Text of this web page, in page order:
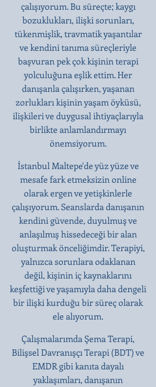
çalışıyorum. Bu süreçte; kaygı
bozuklukları, ilişki sorunları,
tükenmişlik, travmatik yaşantılar
ve kendini tanıma süreçleriyle
başvuran pek çok kişinin terapi
yolculuğuna eşlik ettim. Her
danışanla çalışırken, yaşanan
zorlukları kişinin yaşam öyküsü,
ilişkileri ve duygusal ihtiyaçlarıyla
birlikte anlamlandırmayı
önemsiyorum.
İstanbul Maltepe'de yüz yüze ve
mesafe fark etmeksizin online
olarak ergen ve yetişkinlerle
çalışıyorum. Seanslarda danışanın
kendini güvende, duyulmuş ve
anlaşılmış hissedeceği bir alan
oluşturmak önceliğimdir. Terapiyi,
yalnızca sorunlara odaklanan
değil, kişinin iç kaynaklarını
keşfettiği ve yaşamıyla daha dengeli
bir ilişki kurduğu bir süreç olarak
ele alıyorum.
Çalışmalarımda Şema Terapi,
Bilişsel Davranışçı Terapi (BDT) ve
EMDR gibi kanıta dayalı
yaklaşımları, danışanın